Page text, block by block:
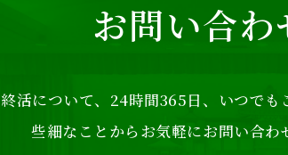
お問い合わ
活について、24時間365日、
いつでも
些細なことからお気軽にお問い合わ